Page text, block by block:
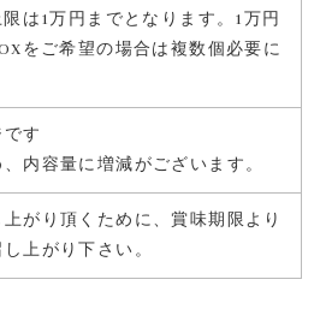
は1万円までとなります。1万円
をご希望の場合は複数個必要に
す
内容量に増減がございます。
がり頂くために、賞味期限より
上がり下さい。